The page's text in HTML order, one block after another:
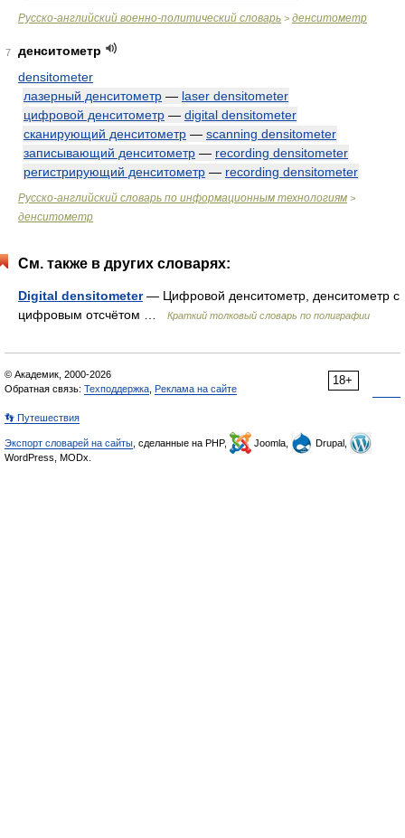
Русско-английский военно-политический словарь > денситометр
7
денситометр
densitometer
лазерный денситометр — laser densitometer
цифровой денситометр — digital densitometer
сканирующий денситометр — scanning densitometer
записывающий денситометр — recording densitometer
регистрирующий денситометр — recording densitometer
Русско-английский словарь по информационным технологиям >
денситометр
См. также в других словарях:
Digital densitometer— Цифровой денситометр, денситометр с
цифровым отсчётом …
Краткий толковый словарь по полиграфии
18+
© Академик, 2000-2026
Обратная связь: Техподдержка Реклама на сайте
👣 Путешествия
Экспорт словарей на сайты , сделанные на PHP, Joomla,
Drupal,
WordPress, MODx.